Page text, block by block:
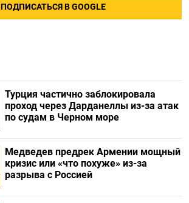
ПОДПИСАТЬСЯ В GOOGLE
Турция частично заблокировала
проход через Дарданеллы из-за атак
по судам в Черном море
Медведев предрек Армении мощный
кризис или «что похуже» из-за
разрыва с Россией